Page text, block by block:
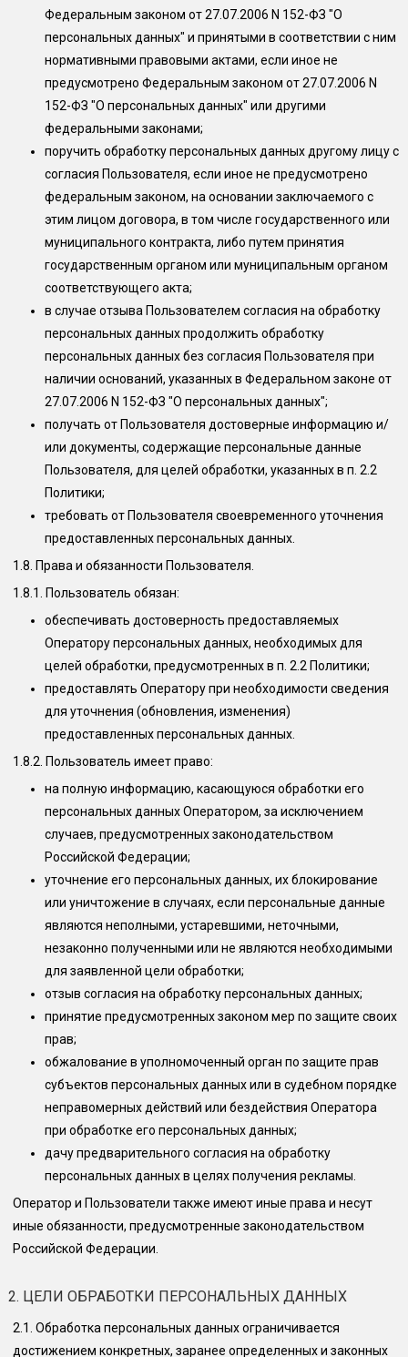
Федеральным законом от 27.07.2006 N 152-ФЗ "О
персональных данных" и принятыми в соответствии с ним
нормативными правовыми актами, если иное не
предусмотрено Федеральным законом от 27.07.2006 N
152-ФЗ "О персональных данных" или другими
федеральными законами;
поручить обработку персональных данных другому лицу с
согласия Пользователя, если иное не предусмотрено
федеральным законом, на основании заключаемого с
этим лицом договора, в том числе государственного или
муниципального контракта, либо путем принятия
государственным органом или муниципальным органом
соответствующего акта;
в случае отзыва Пользователем согласия на обработку
персональных данных продолжить обработку
персональных данных без согласия Пользователя при
наличии оснований, указанных в Федеральном законе от
27.07.2006 N 152-ФЗ "О персональных данных";
получать от Пользователя достоверные информацию и/
или документы, содержащие персональные данные
Пользователя, для целей обработки, указанных в п. 2.2
Политики;
требовать от Пользователя своевременного уточнения
предоставленных персональных данных.
1.8. Права и обязанности Пользователя.
1.8.1. Пользователь обязан:
обеспечивать достоверность предоставляемых
Оператору персональных данных, необходимых для
целей обработки, предусмотренных в п. 2.2 Политики;
предоставлять Оператору при необходимости сведения
для уточнения (обновления, изменения)
предоставленных персональных данных.
1.8.2. Пользователь имеет право:
на полную информацию, касающуюся обработки его
персональных данных Оператором, за исключением
случаев, предусмотренных законодательством
Российской Федерации;
уточнение его персональных данных, их блокирование
или уничтожение в случаях, если персональные данные
являются неполными, устаревшими, неточными,
незаконно полученными или не являются необходимыми
для заявленной цели обработки;
отзыв согласия на обработку персональных данных;
принятие предусмотренных законом мер по защите своих
прав;
обжалование в уполномоченный орган по защите прав
субъектов персональных данных или в судебном порядке
неправомерных действий или бездействия Оператора
при обработке его персональных данных;
дачу предварительного согласия на обработку
персональных данных в целях получения рекламы.
Оператор и Пользователи также имеют иные права и несут
иные обязанности, предусмотренные законодательством
Российской Федерации.
2. ЦЕЛИ ОБРАБОТКИ ПЕРСОНАЛЬНЫХ ДАННЫХ
2.1. Обработка персональных данных ограничивается
достижением конкретных, заранее определенных и законных